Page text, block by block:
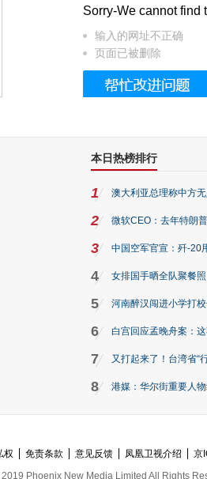
被列入佛家七宝的它到底有多美？
Sorry-We cannot find
输入的网址不正确
页面已被删除
本日热榜排行
1 澳大利亚总理称中方
2 微软CEO：去年特朗
3 中国空军官宣：歼-20
4 女排国手晒全队聚餐
5 河南醉汉闯进小学打
6 白宫回应孟晚舟案：
7 又打起来了！台湾省“
8 港媒：华尔街重要人
权 免责条款 意见反馈 凤凰卫视介绍 京
Phoenix New Media Limited All Rights